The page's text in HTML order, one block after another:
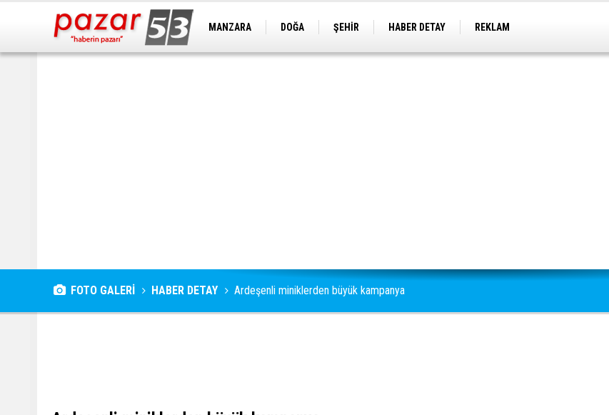
MANZARA DOĞA ŞEHİR HABER DETAY REKLAM
FOTO GALERİ HABER DETAY Ardeşenli miniklerden büyük kampanya